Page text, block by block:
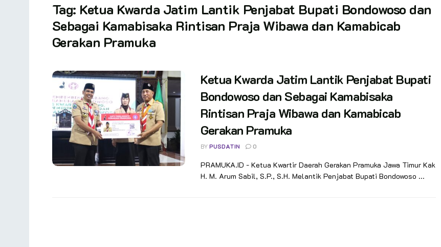
Tag: Ketua Kwarda Jatim Lantik Penjabat Bupati Bondowoso dan
Sebagai Kamabisaka Rintisan Praja Wibawa dan Kamabicab
Gerakan Pramuka
Ketua Kwarda Jatim Lantik Penjabat Bupati
Bondowoso dan Sebagai Kamabisaka
Rintisan Praja Wibawa dan Kamabicab
Gerakan Pramuka
BY PUSDATIN 0
PRAMUKA.ID - Ketua Kwartir Daerah Gerakan Pramuka Jawa Timur Kak
H. M. Arum Sabil, S.P., S.H. Melantik Penjabat Bupati Bondowoso ...